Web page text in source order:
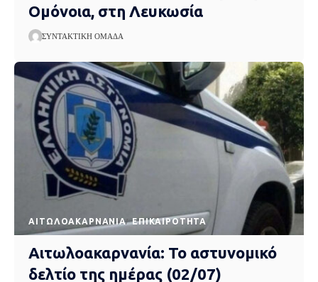
Ομόνοια, στη Λευκωσία
ΣΥΝΤΑΚΤΙΚΉ ΟΜΆΔΑ
AΙΤΩΛΟΑΚΑΡΝΑΝΊΑ EΠΙΚΑΙΡΌΤΗΤΑ
Αιτωλοακαρνανία: Το αστυνομικό
δελτίο της ημέρας (02/07)